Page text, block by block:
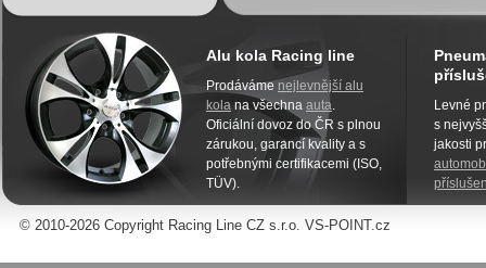
Alu kola Racing line
Prodáváme nejlevnější alu
kola na všechna auta.
Oficiální dovoz do ČR s plnou
zárukou, garancí kvality a s
potřebnými certifikacemi (ISO,
TÜV).
Levné
s
jakosti
© 2010-2026 Copyright Racing Line CZ s.r.o. VS-POINT.cz